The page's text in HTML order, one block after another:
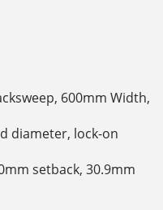
600mm Width,
diameter, lock-on
setback, 30.9mm